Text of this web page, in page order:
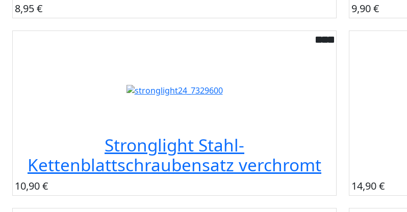
8,95 € 9,90 €
Stronglight Stahl-
Kettenblattschraubensatz verchromt
10,90 € 14,90 €